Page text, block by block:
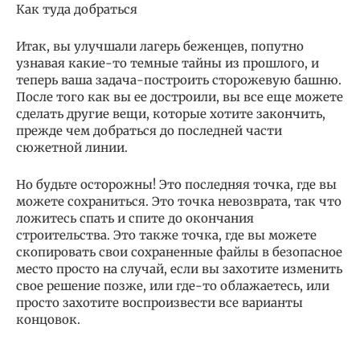
Как туда добраться
Итак, вы улучшали лагерь беженцев, попутно
узнавая какие-то темные тайны из прошлого, и
теперь ваша задача-построить сторожевую башню.
После того как вы ее достроили, вы все еще можете
сделать другие вещи, которые хотите закончить,
прежде чем добраться до последней части
сюжетной линии.
Но будьте осторожны! Это последняя точка, где вы
можете сохраниться. Это точка невозврата, так что
ложитесь спать и спите до окончания
строительства. Это также точка, где вы можете
скопировать свои сохраненные файлы в безопасное
место просто на случай, если вы захотите изменить
свое решение позже, или где-то облажаетесь, или
просто захотите воспроизвести все варианты
концовок.